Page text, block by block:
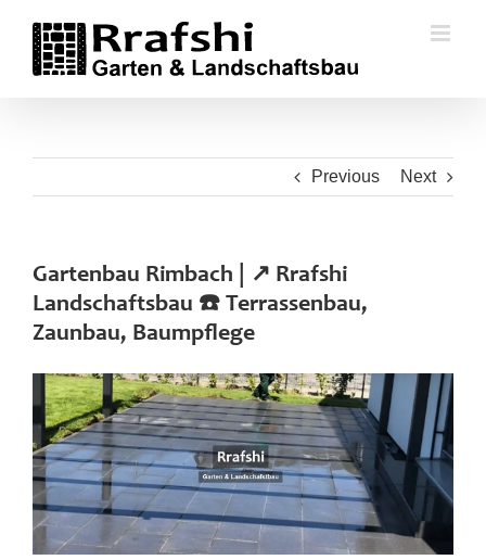
content
Previous Next
Gartenbau Rimbach | ↗️ Rrafshi
Landschaftsbau ☎️ Terrassenbau,
Zaunbau, Baumpflege